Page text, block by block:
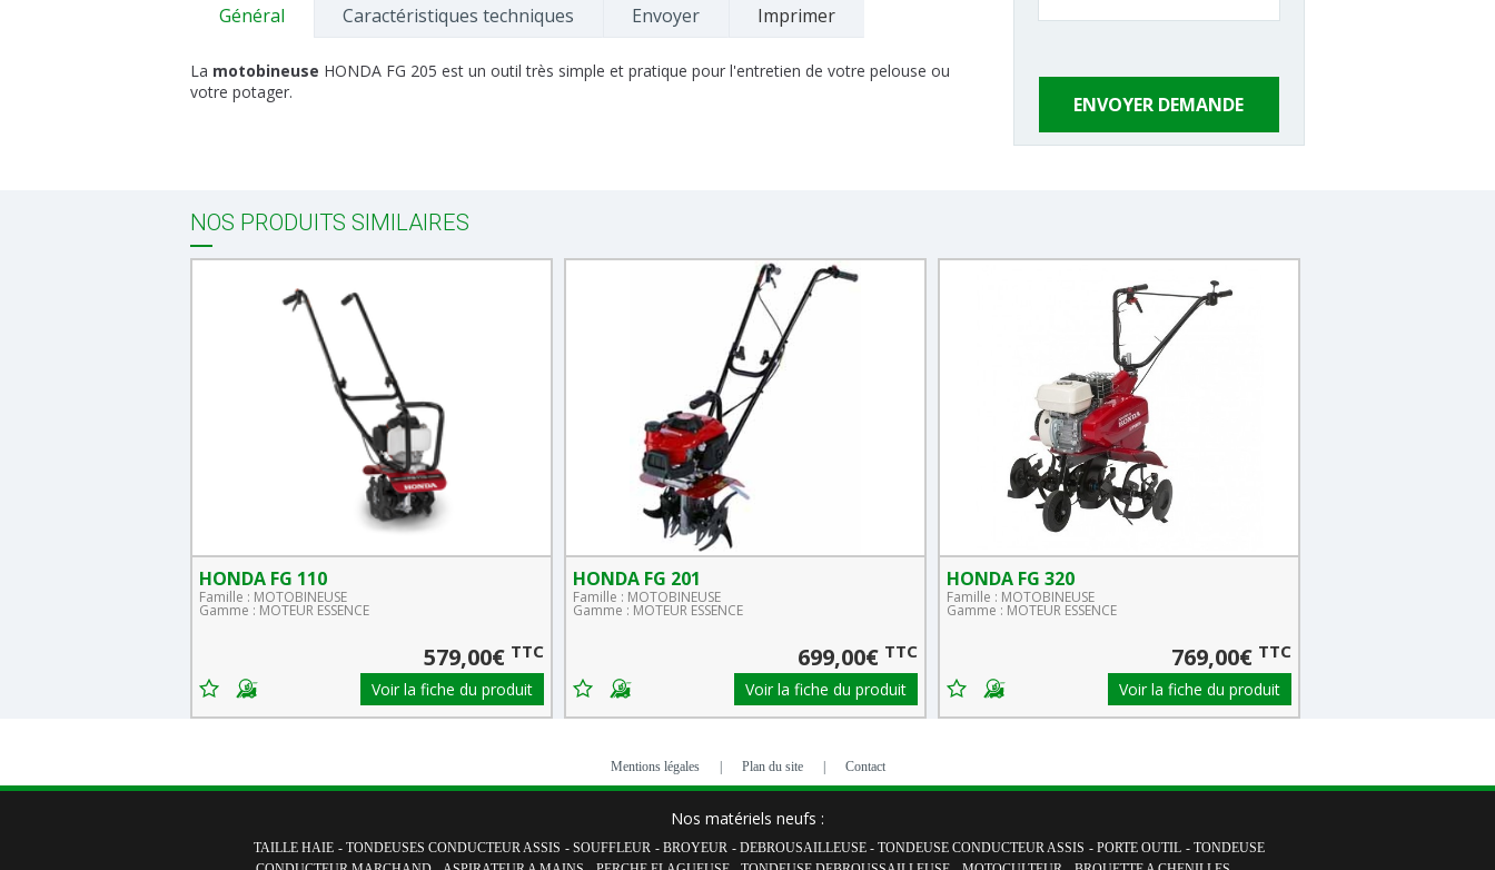
Général Caractéristiques techniques Envoyer Imprimer
La motobineuse HONDA FG 205 est un outil très simple et pratique pour l'entretien de votre pelouse ou
votre potager.
NOS PRODUITS SIMILAIRES
579,00€ TTC
HONDA FG 110
Famille : MOTOBINEUSE
Gamme : MOTEUR ESSENCE
Voir la fiche du produit
699,00€ TTC
HONDA FG 201
Famille : MOTOBINEUSE
Gamme : MOTEUR ESSENCE
Voir la fiche du produit
769,00€ TTC
HONDA FG 320
Famille : MOTOBINEUSE
Gamme : MOTEUR ESSENCE
Voir la fiche du produit
Mentions légales Plan du site Contact
Nos matériels neufs :
TAILLE HAIE - TONDEUSES CONDUCTEUR ASSIS - SOUFFLEUR - BROYEUR - DEBROUSAILLEUSE - TONDEUSE CONDUCTEUR ASSIS - PORTE OUTIL - TONDEUSE